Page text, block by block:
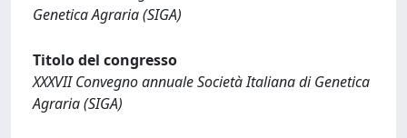
Genetica Agraria (SIGA)
Titolo del congresso
XXXVII Convegno annuale Società Italiana di Genetica
Agraria (SIGA)